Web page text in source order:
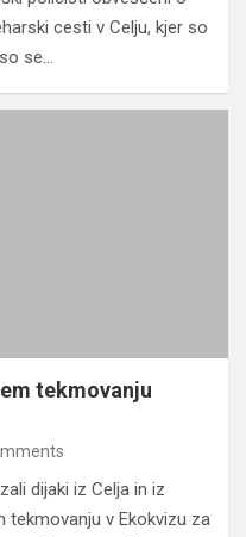
cesti v Celju, kjer so
se…
tekmovanju
dijaki iz Celja in iz
tekmovanju v Ekokvizu za